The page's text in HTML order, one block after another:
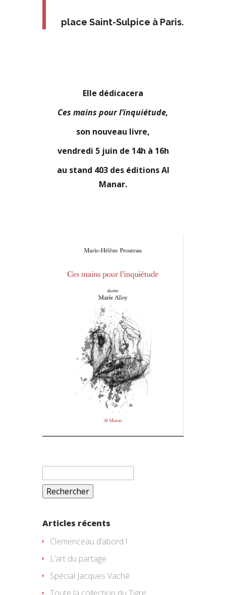
place Saint-Sulpice à Paris.
Elle dédicacera
Ces mains pour l’inquiétude,
son nouveau livre,
vendredi 5 juin de 14h à 16h
au stand 403 des éditions Al
Manar.
Rechercher :
Articles récents
Clemenceau d’abord !
L’art du partage
Spécial Jacques Vaché